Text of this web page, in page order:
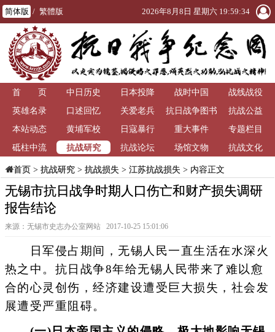
简体版 / 繁體版 2026年8月8日 星期六 19:59:34
首 页 中日历史 日本投降 战时中国
战线战役
英雄名录
口述回忆 关爱老兵
抗日战争图书
馆
抗战公益
本站动态
黄埔军校 日寇暴行 重大事件
专题栏目
砥柱中流
抗战研究 抗战论坛 场馆文物 抗战文化
首页> 抗战研究> 抗战损失 > 江苏抗战损失 > 内容正文
无锡市抗日战争时期人口伤亡和财产损失调研
报告结论
来源：无锡市史志办公室网站 2017-10-25 15:01:06
日军侵占期间，无锡人民一直生活在水深火
热之中。抗日战争8年给无锡人民带来了难以愈
合的心灵创伤，经济建设遭受巨大损失，社会发
展遭受严重阻碍。